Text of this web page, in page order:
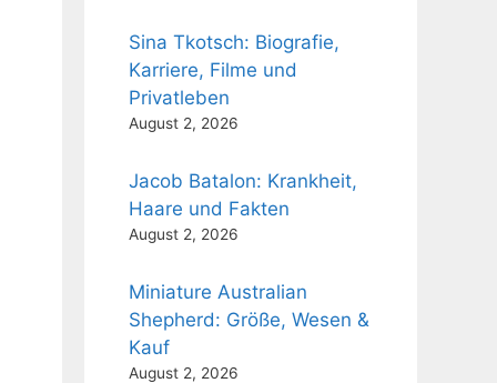
Sina Tkotsch: Biografie,
Karriere, Filme und
Privatleben
August 2, 2026
Jacob Batalon: Krankheit,
Haare und Fakten
August 2, 2026
Miniature Australian
Shepherd: Größe, Wesen &
Kauf
August 2, 2026